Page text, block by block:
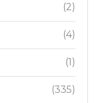
(2)
(4)
(1)
(335)